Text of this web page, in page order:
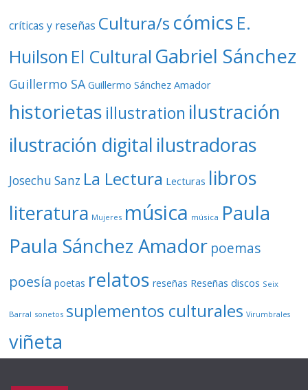
críticas y reseñas Cultura/s cómics E.
Huilson El Cultural Gabriel Sánchez
Guillermo SA Guillermo Sánchez Amador
historietas illustration ilustración
ilustración digital ilustradoras
Josechu Sanz La Lectura Lecturas libros
literatura Mujeres música música Paula
Paula Sánchez Amador poemas
poesía poetas relatos reseñas Reseñas discos Seix
Barral sonetos suplementos culturales Virumbrales
viñeta